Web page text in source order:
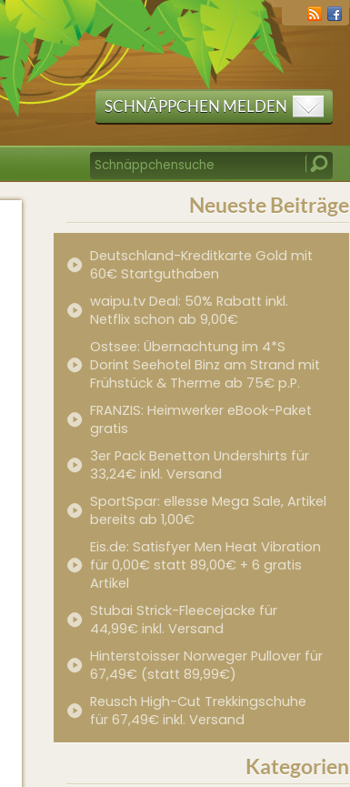
SCHNÄPPCHEN MELDEN
Neueste Beiträge
Deutschland-Kreditkarte Gold mit
60€ Startguthaben
waipu.tv Deal: 50% Rabatt inkl.
Netflix schon ab 9,00€
Ostsee: Übernachtung im 4*S
Dorint Seehotel Binz am Strand mit
Frühstück & Therme ab 75€ p.P.
FRANZIS: Heimwerker eBook-Paket
gratis
3er Pack Benetton Undershirts für
33,24€ inkl. Versand
SportSpar: ellesse Mega Sale, Artikel
bereits ab 1,00€
Eis.de: Satisfyer Men Heat Vibration
für 0,00€ statt 89,00€ + 6 gratis
Artikel
Stubai Strick-Fleecejacke für
44,99€ inkl. Versand
Hinterstoisser Norweger Pullover für
67,49€ (statt 89,99€)
Reusch High-Cut Trekkingschuhe
für 67,49€ inkl. Versand
Kategorien